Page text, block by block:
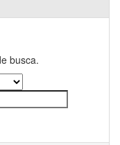
busca.